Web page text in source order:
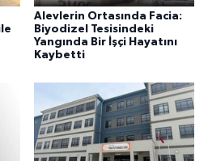
Alevlerin Ortasında Facia:
Biyodizel Tesisindeki
Yangında Bir İşçi Hayatını
Kaybetti